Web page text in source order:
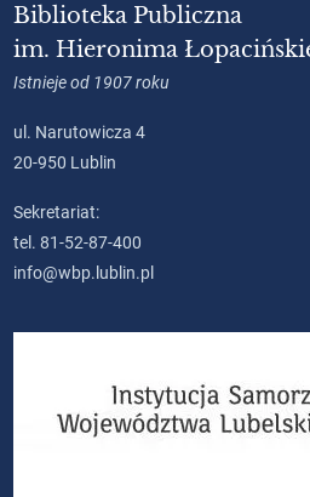
Biblioteka Publiczna
im. Hieronima
Istnieje od 1907 roku
ul. Narutowicza 4
20-950 Lublin
Sekretariat:
tel. 81-52-87-400
info@wbp.lublin.pl